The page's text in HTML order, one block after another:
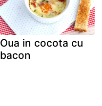
Oua in cocota cu
bacon